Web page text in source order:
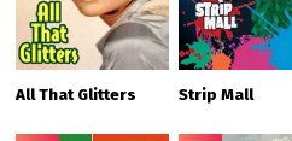
All That Glitters Strip Mall